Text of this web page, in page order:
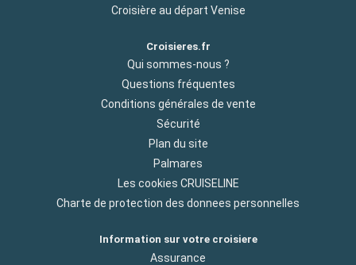
Croisière au départ Venise
Croisieres.fr
Qui sommes-nous ?
Questions fréquentes
Conditions générales de vente
Sécurité
Plan du site
Palmares
Les cookies CRUISELINE
Charte de protection des donnees personnelles
Information sur votre croisiere
Assurance